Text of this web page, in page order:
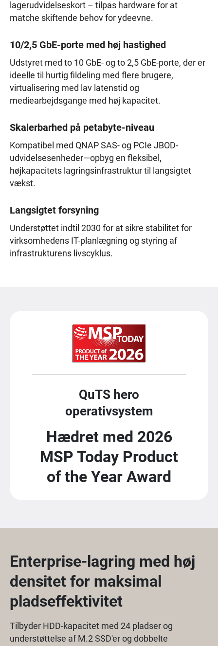
lagerudvidelseskort – tilpas hardware for at
matche skiftende behov for ydeevne.
10/2,5 GbE-porte med høj hastighed
Udstyret med to 10 GbE- og to 2,5 GbE-porte, der er
ideelle til hurtig fildeling med flere brugere,
virtualisering med lav latenstid og
mediearbejdsgange med høj kapacitet.
Skalerbarhed på petabyte-niveau
Kompatibel med QNAP SAS- og PCIe JBOD-
udvidelsesenheder—opbyg en fleksibel,
højkapacitets lagringsinfrastruktur til langsigtet
vækst.
Langsigtet forsyning
Understøttet indtil 2030 for at sikre stabilitet for
virksomhedens IT-planlægning og styring af
infrastrukturens livscyklus.
QuTS hero
operativsystem
Hædret med 2026
MSP Today Product
of the Year Award
Enterprise-lagring med høj
densitet for maksimal
pladseffektivitet
Tilbyder HDD-kapacitet med 24 pladser og
understøttelse af M.2 SSD'er og dobbelte